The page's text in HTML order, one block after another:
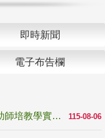
即時新聞
電子布告欄
115-08-06
深化師培與現場連結！教育部加碼補助師培教學實踐研究 10月師培國際研討會交流教學實踐經驗